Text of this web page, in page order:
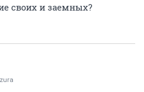
своих и заемных?